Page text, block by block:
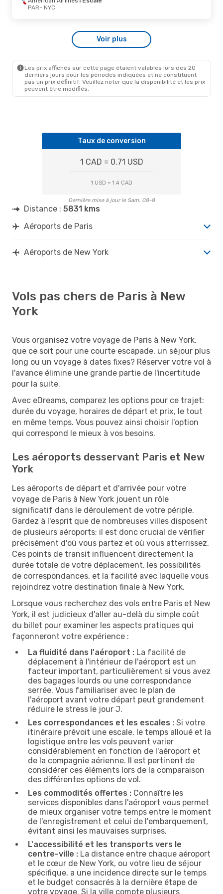
NYC - PAR
- Mer. 16 Sept.
1 Escale
PAR- NYC
Voir plus
Les prix affichés sur cette page étaient valables lors des 20
derniers jours pour les périodes indiquées et ne constituent
pas un prix définitif. Veuillez noter que la disponibilité et les prix
peuvent être modifiés.
Taux de conversion
1 CAD = 0.71 USD
1 USD = 1.4 CAD
Dernière mise à jour le Sam. 08-8
Distance : 5831 kms
Aéroports de Paris
Aéroports de New York
Vols pas chers de Paris à New
York
Vous organisez votre voyage de Paris à New York,
que ce soit pour une courte escapade, un séjour plus
long ou un voyage à dates fixes? Réserver votre vol à
l'avance élimine une grande partie de l'incertitude
pour la suite.
Avec eDreams, comparez les options pour ce trajet:
durée du voyage, horaires de départ et prix, le tout
en même temps. Vous pouvez ainsi choisir l'option
qui correspond le mieux à vos besoins.
Les aéroports desservant Paris et New
York
Les aéroports de départ et d'arrivée pour votre
voyage de Paris à New York jouent un rôle
significatif dans le déroulement de votre périple.
Gardez à l'esprit que de nombreuses villes disposent
de plusieurs aéroports; il est donc crucial de vérifier
précisément d'où vous partez et où vous atterrissez.
Ces points de transit influencent directement la
durée totale de votre déplacement, les possibilités
de correspondances, et la facilité avec laquelle vous
rejoindrez votre destination finale à New York.
Lorsque vous recherchez des vols entre Paris et New
York, il est judicieux d'aller au-delà du simple coût
du billet pour examiner les aspects pratiques qui
façonneront votre expérience :
La fluidité dans l'aéroport : La facilité de
déplacement à l'intérieur de l'aéroport est un
facteur important, particulièrement si vous avez
des bagages lourds ou une correspondance
serrée. Vous familiariser avec le plan de
l'aéroport avant votre départ peut grandement
réduire le stress le jour J.
Les correspondances et les escales : Si votre
itinéraire prévoit une escale, le temps alloué et la
logistique entre les vols peuvent varier
considérablement en fonction de l'aéroport et
de la compagnie aérienne. Il est pertinent de
considérer ces éléments lors de la comparaison
des différentes options de vol.
Les commodités offertes : Connaître les
services disponibles dans l'aéroport vous permet
de mieux organiser votre temps entre le moment
de l'enregistrement et celui de l'embarquement,
évitant ainsi les mauvaises surprises.
L'accessibilité et les transports vers le
centre-ville : La distance entre chaque aéroport
et le cœur de New York, ou votre lieu de séjour
spécifique, a une incidence directe sur le temps
et le budget consacrés à la dernière étape de
votre voyage. Si la ville compte plusieurs